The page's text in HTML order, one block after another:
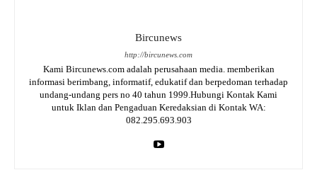
Bircunews
http://bircunews.com
Kami Bircunews.com adalah perusahaan media. memberikan
informasi berimbang, informatif, edukatif dan berpedoman terhadap
undang-undang pers no 40 tahun 1999.Hubungi Kontak Kami
untuk Iklan dan Pengaduan Keredaksian di Kontak WA:
082.295.693.903